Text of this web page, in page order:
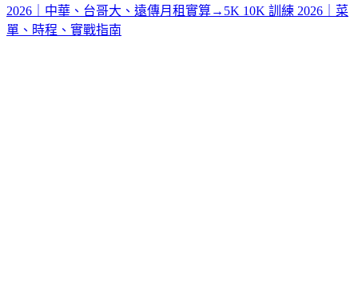
2026｜中華、台哥大、遠傳月租實算→ 5K 10K 訓練 2026｜菜
單、時程、實戰指南